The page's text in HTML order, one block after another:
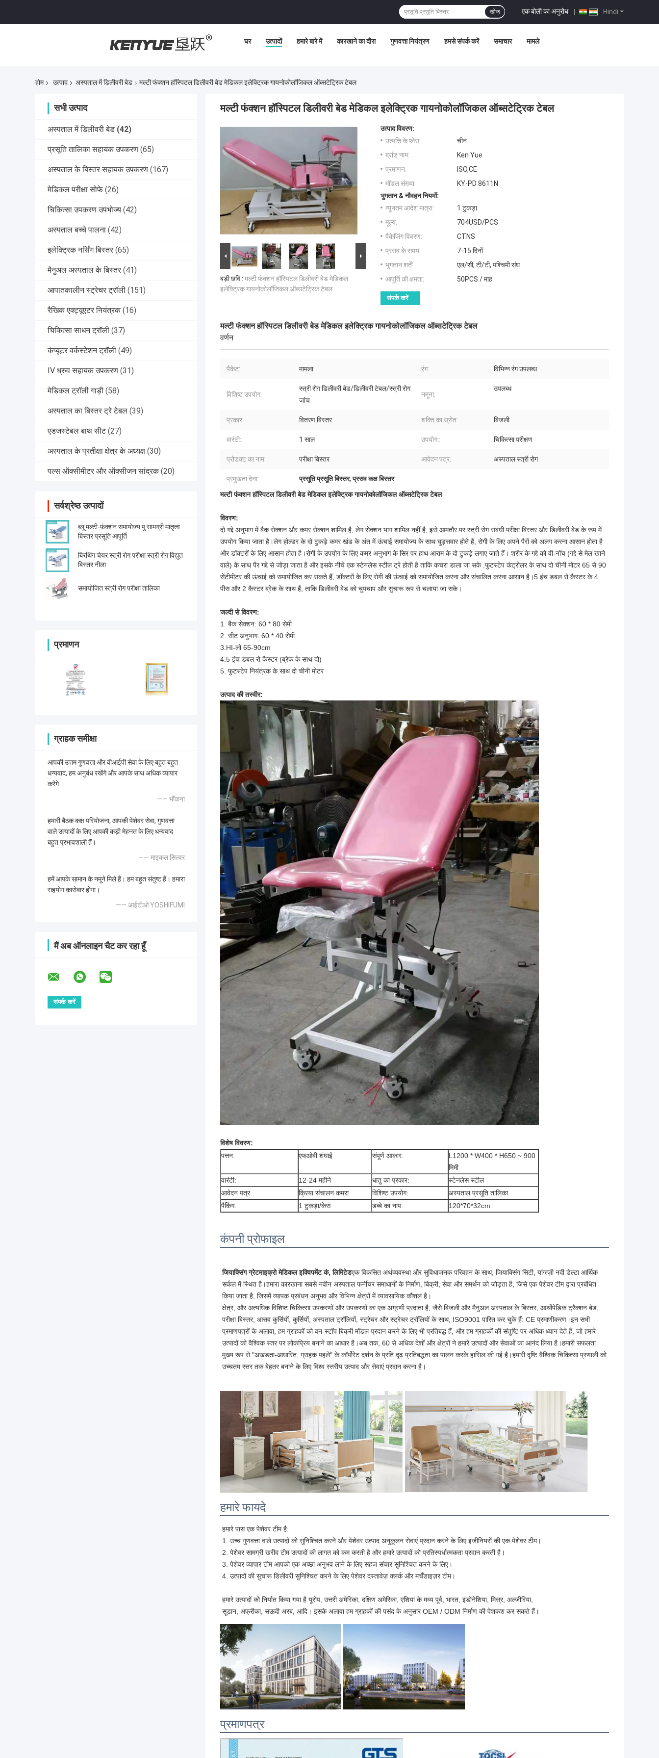
Hindi
एक बोली का अनुरोध |
खोज
घर उत्पादों हमारे बारे में कारखाने का दौरा गुणवत्ता नियंत्रण हमसे संपर्क करें समाचार मामले
होम उत्पाद अस्पताल में डिलीवरी बेड मल्टी फंक्शन हॉस्पिटल डिलीवरी बेड मेडिकल इलेक्ट्रिक गायनोकोलॉजिकल ऑब्सटेट्रिक टेबल
सभी उत्पाद
अस्पताल में डिलीवरी बेड (42)
प्रसूति तालिका सहायक उपकरण (65)
अस्पताल के बिस्तर सहायक उपकरण (167)
मेडिकल परीक्षा सोफे (26)
चिकित्सा उपकरण उपभोज्य (42)
अस्पताल बच्चे पालना (42)
इलेक्ट्रिक नर्सिंग बिस्तर (65)
मैनुअल अस्पताल के बिस्तर (41)
आपातकालीन स्ट्रेचर ट्रॉली (151)
रैखिक एक्ट्यूएटर नियंत्रक (16)
चिकित्सा साधन ट्रॉली (37)
कंप्यूटर वर्कस्टेशन ट्रॉली (49)
IV ध्रुव सहायक उपकरण (31)
मेडिकल ट्रॉली गाड़ी (58)
अस्पताल का बिस्तर ट्रे टेबल (39)
एडजस्टेबल बाथ सीट (27)
अस्पताल के प्रतीक्षा क्षेत्र के अध्यक्ष (30)
पल्स ऑक्सीमीटर और ऑक्सीजन सांद्रक (20)
सर्वश्रेष्ठ उत्पादों
ब्लू मल्टी-फ़ंक्शन समायोज्य पु सामग्री मातृत्व
बिस्तर प्रसूति आपूर्ति
बिरथिंग चेयर स्त्री रोग परीक्षा स्त्री रोग विद्युत
बिस्तर नीला
समायोजित स्त्री रोग परीक्षा तालिका
प्रमाणन
ग्राहक समीक्षा
आपकी उत्तम गुणवत्ता और वीआईपी सेवा के लिए बहुत बहुत
धन्यवाद, हम अनुबंध रखेंगे और आपके साथ अधिक व्यापार
करेंगे
—— भौंकना
हमारी बैठक कक्ष परियोजना, आपकी पेशेवर सेवा, गुणवत्ता
वाले उत्पादों के लिए आपकी कड़ी मेहनत के लिए धन्यवाद
बहुत प्रभावशाली हैं।
—— माइकल सिल्वर
हमें आपके सामान के नमूने मिले हैं। हम बहुत संतुष्ट हैं। हमारा
सहयोग कारोबार होगा।
—— आईटीओ YOSHIFUMI
मैं अब ऑनलाइन चैट कर रहा हूँ
मल्टी फंक्शन हॉस्पिटल डिलीवरी बेड मेडिकल इलेक्ट्रिक गायनोकोलॉजिकल ऑब्सटेट्रिक टेबल
बड़ी छवि : मल्टी फंक्शन हॉस्पिटल डिलीवरी बेड मेडिकल
इलेक्ट्रिक गायनोकोलॉजिकल ऑब्सटेट्रिक टेबल
उत्पाद विवरण:
उत्पत्ति के प्लेस:
चीन
ब्रांड नाम:
Ken Yue
प्रमाणन:
ISO,CE
मॉडल संख्या:
KY-PD 8611N
भुगतान & नौवहन नियमों:
न्यूनतम आदेश मात्रा:
1 टुकड़ा
मूल्य:
704USD/PCS
पैकेजिंग विवरण:
CTNS
प्रसव के समय:
7-15 दिनों
भुगतान शर्तें:
एल/सी, टी/टी, पश्चिमी संघ
आपूर्ति की क्षमता:
50PCS / माह
संपर्क करें
मल्टी फंक्शन हॉस्पिटल डिलीवरी बेड मेडिकल इलेक्ट्रिक गायनोकोलॉजिकल ऑब्सटेट्रिक टेबल
वर्णन
पैकेट: मामला रंग: विभिन्न रंग उपलब्ध
विशिष्ट उपयोग:
स्त्री रोग डिलीवरी बेड/डिलीवरी टेबल/स्त्री रोग
जांच
नमूना:
उपलब्ध
प्रकार: वितरण बिस्तर शक्ति का स्रोत: बिजली
वारंटी:: 1 साल उपयोग:: चिकित्सा परीक्षण
प्रोडक्ट का नाम: परीक्षा बिस्तर आवेदन पत्र: अस्पताल स्त्री रोग
प्रमुखता देना: प्रसूति प्रसूति बिस्तर,प्रसव कक्ष बिस्तर
मल्टी फंक्शन हॉस्पिटल डिलीवरी बेड मेडिकल इलेक्ट्रिक गायनोकोलॉजिकल ऑब्सटेट्रिक टेबल
विवरण:
दो गद्दे अनुभाग में बैक सेक्शन और कमर सेक्शन शामिल है, लेग सेक्शन भाग शामिल नहीं है, इसे आमतौर पर स्त्री रोग संबंधी परीक्षा बिस्तर और डिलीवरी बेड के रूप में
उपयोग किया जाता है।लेग होल्डर के दो टुकड़े कमर खंड के अंत में ऊंचाई समायोज्य के साथ घुड़सवार होते हैं, रोगी के लिए अपने पैरों को अलग करना आसान होता है
और डॉक्टरों के लिए आसान होता है।रोगी के उपयोग के लिए कमर अनुभाग के सिर पर हाथ आराम के दो टुकड़े लगाए जाते हैं। शरीर के गद्दे को वी-नॉच (गद्दे से मेल खाने
वाले) के साथ पैर गद्दे से जोड़ा जाता है और इसके नीचे एक स्टेनलेस स्टील ट्रे होती है ताकि कचरा डाला जा सके .फुटस्टेप कंट्रोलर के साथ दो चीनी मोटर 65 से 90
सेंटीमीटर की ऊंचाई को समायोजित कर सकते हैं, डॉक्टरों के लिए रोगी की ऊंचाई को समायोजित करना और संचालित करना आसान है।5 इंच डबल रो कैस्टर के 4
पीस और 2 कैस्टर ब्रेक के साथ हैं, ताकि डिलीवरी बेड को चुपचाप और सुचारू रूप से चलाया जा सके।
जल्दी से विवरण:
1. बैक सेक्शन: 60 * 80 सेमी
2. सीट अनुभाग: 60 * 40 सेमी
3.HI-लो 65-90cm
4.5 इंच डबल रो कैस्टर (ब्रेक के साथ दो)
5. फुटस्टेप नियंत्रक के साथ दो चीनी मोटर
उत्पाद की तस्वीर:
विशेष विवरण:
पत्तन:
एफओबी शंघाई संपूर्ण आकार:
L1200 * W400 * H650 ~ 900
मिमी
वारंटी:
12-24 महीने धातु का प्रकार:
स्टेनलेस स्टील
आवेदन पत्र
क्रिया संचालन कमरा विशिष्ट उपयोग:
अस्पताल प्रसूति तालिका
पैकिंग:
1 टुकड़ा/केस डब्बे का नाप: 120*70*32cm
कंपनी प्रोफाइल
जियाक्सिंग ग्रेटमाइक्रो मेडिकल इक्विपमेंट कं, लिमिटेडएक विकसित अर्थव्यवस्था और सुविधाजनक परिवहन के साथ, जियाक्सिंग सिटी, यांग्त्ज़ी नदी डेल्टा आर्थिक
सर्कल में स्थित है।हमारा कारखाना सबसे नवीन अस्पताल फर्नीचर समाधानों के निर्माण, बिक्री, सेवा और समर्थन को जोड़ता है, जिसे एक पेशेवर टीम द्वारा प्रबंधित
किया जाता है, जिसमें व्यापक प्रबंधन अनुभव और विभिन्न क्षेत्रों में व्यावसायिक कौशल है।
क्षेत्र, और अत्यधिक विशिष्ट चिकित्सा उपकरणों और उपकरणों का एक अग्रणी प्रदाता है, जैसे बिजली और मैनुअल अस्पताल के बिस्तर, आर्थोपेडिक ट्रैक्शन बेड,
परीक्षा बिस्तर, आसव कुर्सियों, कुर्सियों, अस्पताल ट्रॉलियों, स्ट्रेचर और स्ट्रेचर ट्रॉलियों के साथ, ISO9001 पारित कर चुके हैं: CE प्रमाणीकरण।इन सभी
प्रमाणपत्रों के अलावा, हम ग्राहकों को वन-स्टॉप बिक्री मॉडल प्रदान करने के लिए भी प्रतिबद्ध हैं, और हम ग्राहकों की संतुष्टि पर अधिक ध्यान देते हैं, जो हमारे
उत्पादों को वैश्विक स्तर पर लोकप्रिय बनाने का आधार है।अब तक, 60 से अधिक देशों और क्षेत्रों ने हमारे उत्पादों और सेवाओं का आनंद लिया है।हमारी सफलता
मुख्य रूप से "अखंडता-आधारित, ग्राहक पहले" के कॉर्पोरेट दर्शन के प्रति दृढ़ प्रतिबद्धता का पालन करके हासिल की गई है।हमारी दृष्टि वैश्विक चिकित्सा प्रणाली को
उच्चतम स्तर तक बेहतर बनाने के लिए विश्व स्तरीय उत्पाद और सेवाएं प्रदान करना है।
हमारे फायदे
हमारे पास एक पेशेवर टीम है:
1. उच्च गुणवत्ता वाले उत्पादों को सुनिश्चित करने और पेशेवर उत्पाद अनुकूलन सेवाएं प्रदान करने के लिए इंजीनियरों की एक पेशेवर टीम।
2. पेशेवर सामग्री खरीद टीम उत्पादों की लागत को कम करती है और हमारे उत्पादों को प्रतिस्पर्धात्मकता प्रदान करती है।
3. पेशेवर व्यापार टीम आपको एक अच्छा अनुभव लाने के लिए सहज संचार सुनिश्चित करने के लिए।
4. उत्पादों की सुचारू डिलीवरी सुनिश्चित करने के लिए पेशेवर दस्तावेज़ क्लर्क और मर्चेंडाइज़र टीम।
हमारे उत्पादों को निर्यात किया गया है यूरोप, उत्तरी अमेरिका, दक्षिण अमेरिका, एशिया के मध्य पूर्व, भारत, इंडोनेशिया, मिस्र, अल्जीरिया,
सूडान, अफ्रीका, सऊदी अरब, आदि। इसके अलावा हम ग्राहकों की पसंद के अनुसार OEM / ODM निर्माण की पेशकश कर सकते हैं।
प्रमाणपत्र